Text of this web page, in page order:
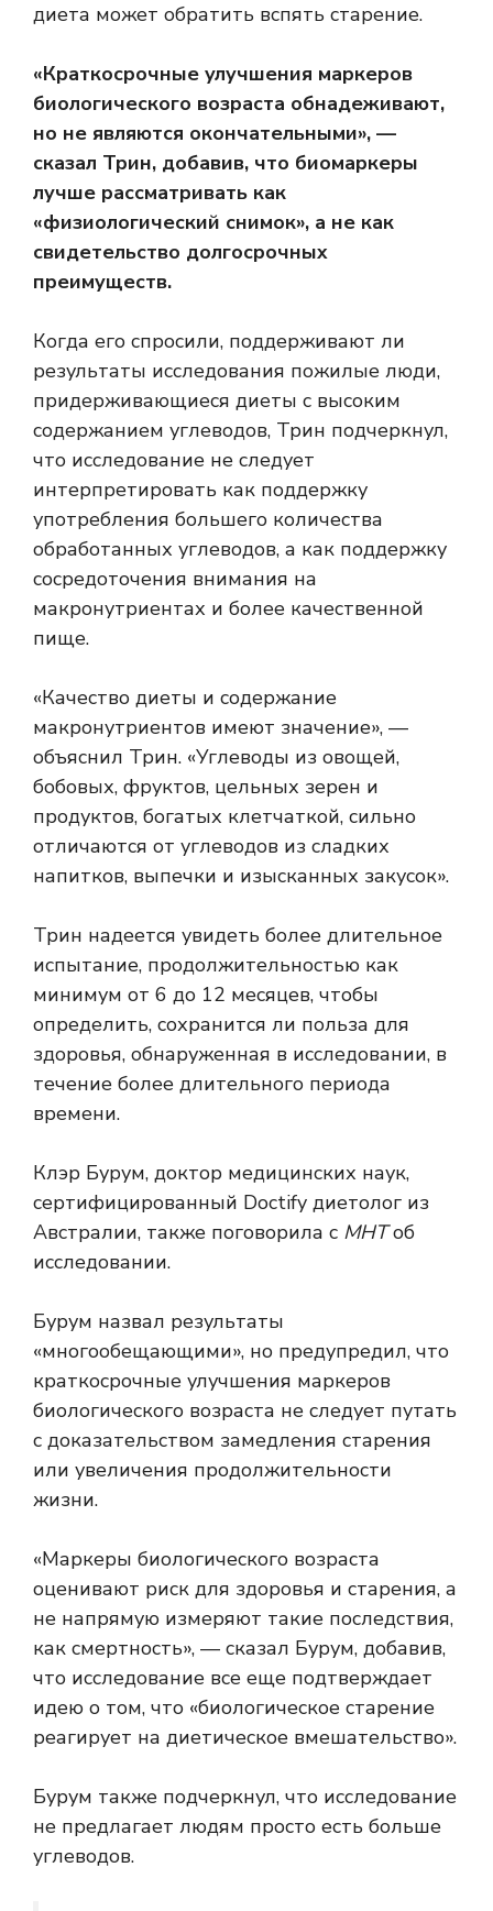
диета может обратить вспять старение.
«Краткосрочные улучшения маркеров
биологического возраста обнадеживают,
но не являются окончательными», —
сказал Трин, добавив, что биомаркеры
лучше рассматривать как
«физиологический снимок», а не как
свидетельство долгосрочных
преимуществ.
Когда его спросили, поддерживают ли
результаты исследования пожилые люди,
придерживающиеся диеты с высоким
содержанием углеводов, Трин подчеркнул,
что исследование не следует
интерпретировать как поддержку
употребления большего количества
обработанных углеводов, а как поддержку
сосредоточения внимания на
макронутриентах и ​​более качественной
пище.
«Качество диеты и содержание
макронутриентов имеют значение», —
объяснил Трин. «Углеводы из овощей,
бобовых, фруктов, цельных зерен и
продуктов, богатых клетчаткой, сильно
отличаются от углеводов из сладких
напитков, выпечки и изысканных закусок».
Трин надеется увидеть более длительное
испытание, продолжительностью как
минимум от 6 до 12 месяцев, чтобы
определить, сохранится ли польза для
здоровья, обнаруженная в исследовании, в
течение более длительного периода
времени.
Клэр Бурум, доктор медицинских наук,
сертифицированный Doctify диетолог из
Австралии, также поговорила с МНТоб
исследовании.
Бурум назвал результаты
«многообещающими», но предупредил, что
краткосрочные улучшения маркеров
биологического возраста не следует путать
с доказательством замедления старения
или увеличения продолжительности
жизни.
«Маркеры биологического возраста
оценивают риск для здоровья и старения, а
не напрямую измеряют такие последствия,
как смертность», — сказал Бурум, добавив,
что исследование все еще подтверждает
идею о том, что «биологическое старение
реагирует на диетическое вмешательство».
Бурум также подчеркнул, что исследование
не предлагает людям просто есть больше
углеводов.